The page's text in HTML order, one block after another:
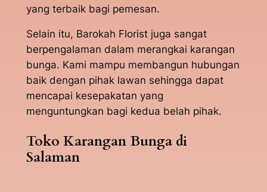
yang terbaik bagi pemesan.
Selain itu, Barokah Florist juga sangat
berpengalaman dalam merangkai karangan
bunga. Kami mampu membangun hubungan
baik dengan pihak lawan sehingga dapat
mencapai kesepakatan yang
menguntungkan bagi kedua belah pihak.
Toko Karangan Bunga di
Salaman